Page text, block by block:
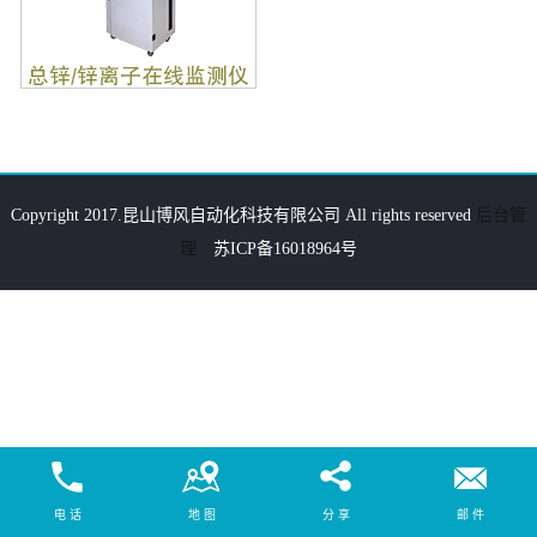
Copyright 2017.昆山博风自动化科技有限公司 All rights reserved 后台管
理
苏ICP备16018964号
电 话 地 图 分 享 邮 件